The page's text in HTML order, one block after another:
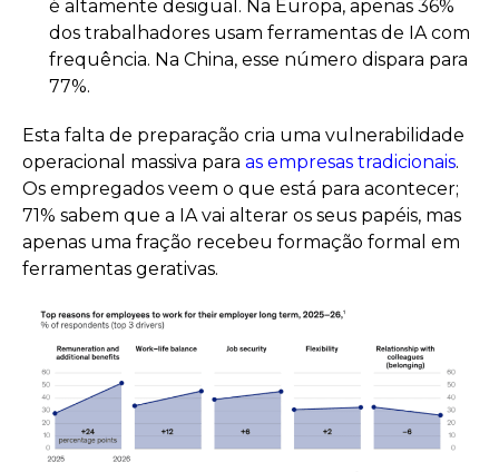
é altamente desigual. Na Europa, apenas 36%
dos trabalhadores usam ferramentas de IA com
frequência. Na China, esse número dispara para
77%.
Esta falta de preparação cria uma vulnerabilidade
operacional massiva para as empresas tradicionais.
Os empregados veem o que está para acontecer;
71% sabem que a IA vai alterar os seus papéis, mas
apenas uma fração recebeu formação formal em
ferramentas gerativas.